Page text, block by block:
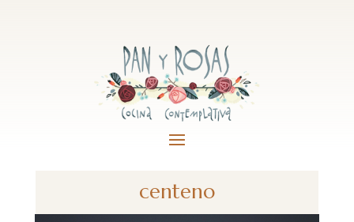
centeno